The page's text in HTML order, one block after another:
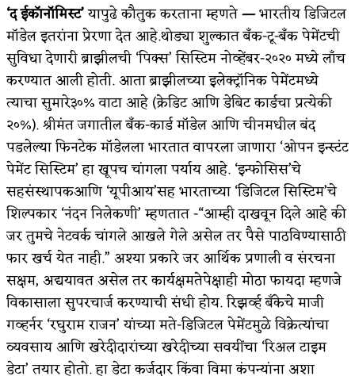
‘द ईकॉनॉमिस्ट’यापुढे कौतुक करताना म्हणते—भारतीय डिजिटल
मॉडेल इतरांना प्रेरणा देत आहे.थोड्या शुल्कात बँक-टू-बँक पेमेंटची
सुविधा देणारी ब्राझीलची ‘पिक्स’ सिस्टिम नोव्हेंबर-२०२० मध्ये लाँच
करण्यात आली होती. आता ब्राझीलच्या इलेक्ट्रॉनिक पेमेंटमध्ये
त्याचा सुमारे३०% वाटा आहे (क्रेडिट आणि डेबिट कार्डचा प्रत्येकी
२०%). श्रीमंत जगातील बँक-कार्ड मॉडेल आणि चीनमधील बंद
पडलेल्या फिनटेक मॉडेलला भारतात वापरला जाणारा ‘ओपन इन्स्टंट
पेमेंट सिस्टिम’ हा खूपच चांगला पर्याय आहे. ‘इन्फोसिस’चे
सहसंस्थापकआणि ‘यूपीआय’सह भारताच्या ‘डिजिटल सिस्टिम’चे
शिल्पकार ‘नंदन निलेकणी’ म्हणतात -“आम्ही दाखवून दिले आहे की
जर तुमचे नेटवर्क चांगले आखले गेले असेल तर पैसे पाठविण्यासाठी
फार खर्च येत नाही.” अश्या प्रकारे जर आर्थिक प्रणाली व संरचना
सक्षम, अद्ययावत असेल तर कार्यक्षमतेपेक्षाही मोठा फायदा म्हणजे
विकासाला सुपरचार्ज करण्याची संधी होय. रिझर्व्ह बँकेचे माजी
गव्हर्नर ‘रघुराम राजन’ यांच्या मते-डिजिटल पेमेंटमुळे विक्रेत्यांचा
व्यवसाय आणि खरेदीदारांच्या खरेदीच्या सवयींचा ‘रिअल टाइम
डेटा’ तयार होतो. हा डेटा कर्जदार किंवा विमा कंपन्यांना अशा